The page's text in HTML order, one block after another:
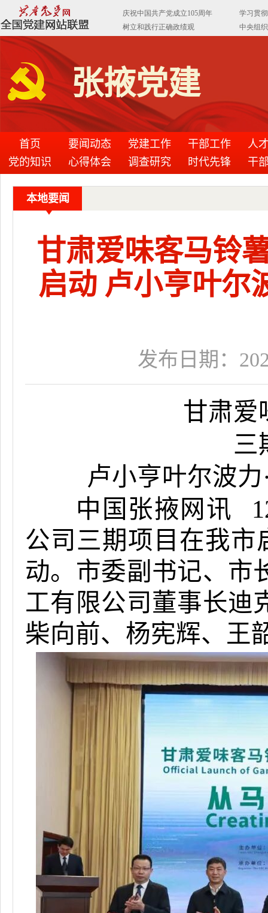
张掖党建
首页 要闻动态 党建工作 干部工作
人
党的知识
心得体会 调查研究 时代先锋 干
本地要闻
甘肃爱味客马铃
启动 卢小亨叶尔
发布日期：
甘肃爱
三
卢小亨叶尔波
中国张掖网讯
公司三期项目在我市
动。市委副书记、市
工有限公司董事长迪
柴向前、杨宪辉、王